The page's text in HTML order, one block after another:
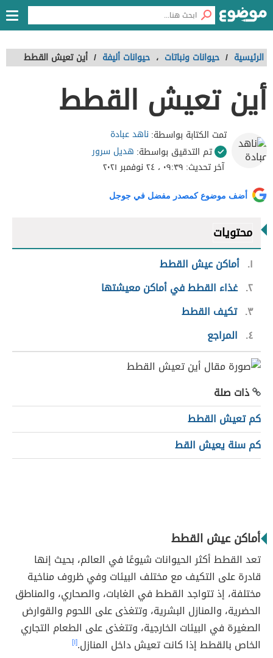
الرئيسية / حيوانات ونباتات ، حيوانات أليفة / أين تعيش القطط
أين تعيش القطط
تمت الكتابة بواسطة: ناهد عبادة
تم التدقيق بواسطة: هديل سرور
آخر تحديث: ٠٩:٣٩ ، ٢٤ نوفمبر ٢٠٢١
أضف موضوع كمصدر مفضل في جوجل
محتويات
١ أماكن عيش القطط
٢ غذاء القطط في أماكن معيشتها
٣ تكيف القطط
٤
المراجع
ذات صلة
كم تعيش القطط
كم سنة يعيش القط
أماكن عيش القطط
تعد القطط أكثر الحيوانات شيوعًا في العالم، بحيث إنها
قادرة على التكيف مع مختلف البيئات وفي ظروف مناخية
مختلفة، إذ تتواجد القطط في الغابات، والصحاري، والمناطق
الحضرية، والمنازل البشرية، وتتغذى على اللحوم والقوارض
الصغيرة في البيئات الخارجية، وتتغذى على الطعام التجاري
الخاص بالقطط إذا كانت تعيش داخل المنازل.[١]